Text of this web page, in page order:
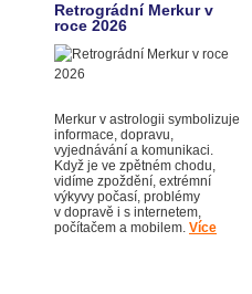
Retrográdní Merkur v
roce 2026
Merkur v astrologii symbolizuje
informace, dopravu,
vyjednávání a komunikaci.
Když je ve zpětném chodu,
vidíme zpoždění, extrémní
výkyvy počasí, problémy
v dopravě i s internetem,
počítačem a mobilem. Více